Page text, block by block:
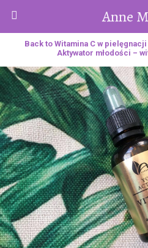
Anne
Back to Witamina C w
Aktywator młodości –